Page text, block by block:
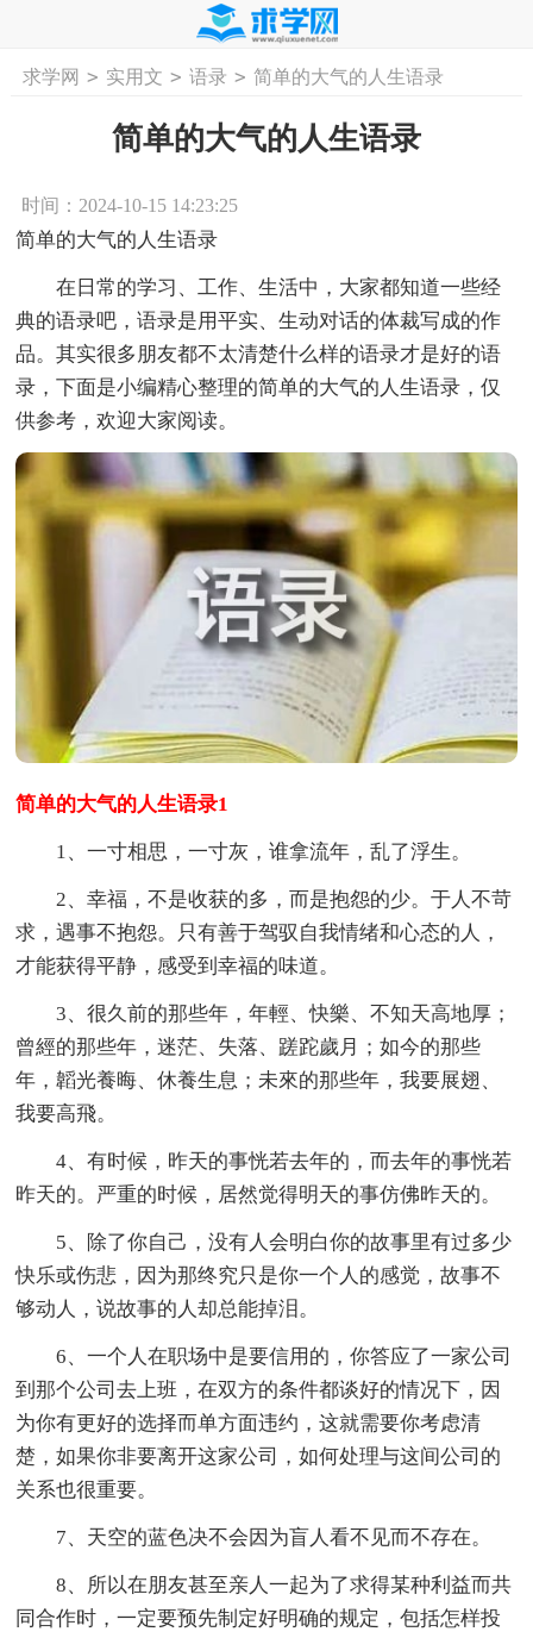
首页 工作计划 活动计划 学习计划
求学网 > 实用文 > 语录 > 简单的大气的人生语录
简单的大气的人生语录
时间：2024-10-15 14:23:25
简单的大气的人生语录
在日常的学习、工作、生活中，大家都知道一些经
典的语录吧，语录是用平实、生动对话的体裁写成的作
品。其实很多朋友都不太清楚什么样的语录才是好的语
录，下面是小编精心整理的简单的大气的人生语录，仅
供参考，欢迎大家阅读。
简单的大气的人生语录1
1、一寸相思，一寸灰，谁拿流年，乱了浮生。
2、幸福，不是收获的多，而是抱怨的少。于人不苛
求，遇事不抱怨。只有善于驾驭自我情绪和心态的人，
才能获得平静，感受到幸福的味道。
3、很久前的那些年，年輕、快樂、不知天高地厚；
曾經的那些年，迷茫、失落、蹉跎歲月；如今的那些
年，韜光養晦、休養生息；未來的那些年，我要展翅、
我要高飛。
4、有时候，昨天的事恍若去年的，而去年的事恍若
昨天的。严重的时候，居然觉得明天的事仿佛昨天的。
5、除了你自己，没有人会明白你的故事里有过多少
快乐或伤悲，因为那终究只是你一个人的感觉，故事不
够动人，说故事的人却总能掉泪。
6、一个人在职场中是要信用的，你答应了一家公司
到那个公司去上班，在双方的条件都谈好的情况下，因
为你有更好的选择而单方面违约，这就需要你考虑清
楚，如果你非要离开这家公司，如何处理与这间公司的
关系也很重要。
7、天空的蓝色决不会因为盲人看不见而不存在。
8、所以在朋友甚至亲人一起为了求得某种利益而共
同合作时，一定要预先制定好明确的规定，包括怎样投